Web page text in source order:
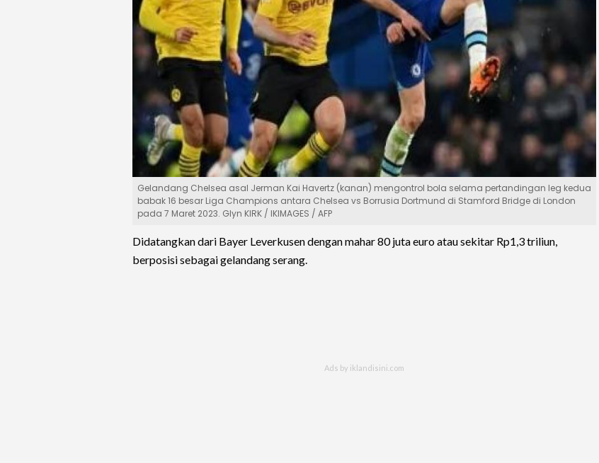
Gelandang Chelsea asal Jerman Kai Havertz (kanan) mengontrol bola selama pertandingan leg kedua
babak 16 besar Liga Champions antara Chelsea vs Borrusia Dortmund di Stamford Bridge di London
pada 7 Maret 2023. Glyn KIRK / IKIMAGES / AFP
Didatangkan dari Bayer Leverkusen dengan mahar 80 juta euro atau sekitar Rp1,3 triliun,
berposisi sebagai gelandang serang.